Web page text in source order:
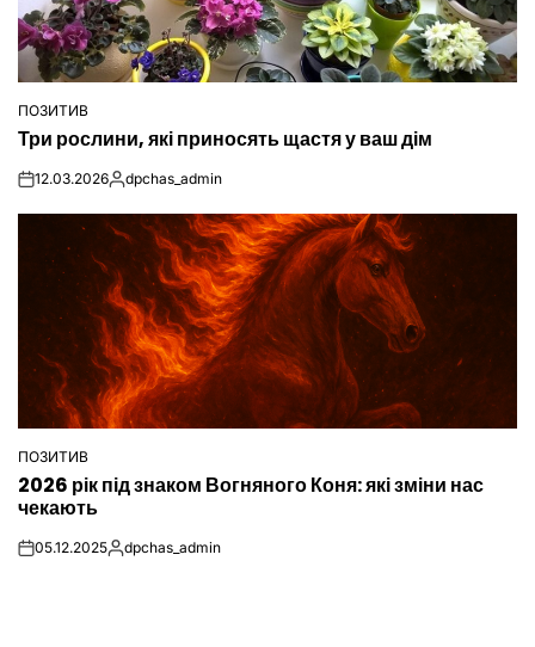
ОПУБЛІКУВАТИ
ПОЗИТИВ
Три рослини, які приносять щастя у ваш дім
on12.03.2026Опубліковано
dpchas_admin
ОПУБЛІКУВАТИ
У
ПОЗИТИВ
2026 рік під знаком Вогняного Коня: які зміни нас
чекають
on05.12.2025Опубліковано
dpchas_admin